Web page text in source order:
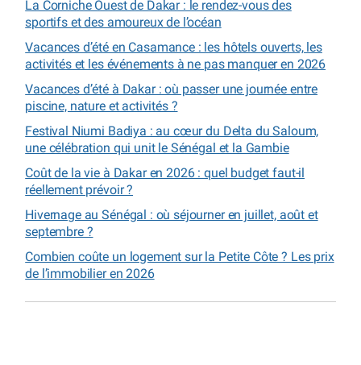
La Corniche Ouest de Dakar : le rendez-vous des
sportifs et des amoureux de l’océan
Vacances d’été en Casamance : les hôtels ouverts, les
activités et les événements à ne pas manquer en 2026
Vacances d’été à Dakar : où passer une journée entre
piscine, nature et activités ?
Festival Niumi Badiya : au cœur du Delta du Saloum,
une célébration qui unit le Sénégal et la Gambie
Coût de la vie à Dakar en 2026 : quel budget faut-il
réellement prévoir ?
Hivernage au Sénégal : où séjourner en juillet, août et
septembre ?
Combien coûte un logement sur la Petite Côte ? Les prix
de l’immobilier en 2026